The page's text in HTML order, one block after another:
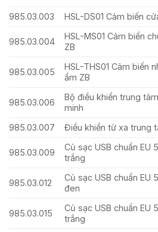
985.03.003
HSL-DS01 Cảm biến
985.03.004
HSL-MS01 Cảm biến
ZB
985.03.005
HSL-THS01 Cảm biến
ẩm ZB
985.03.006
Bộ điều khiển trung
minh
985.03.007 Điều khiển từ xa trung
985.03.009
Củ sạc USB chuẩn EU
trắng
985.03.012
Củ sạc USB chuẩn EU
đen
985.03.015
Củ sạc USB chuẩn EU
trắng